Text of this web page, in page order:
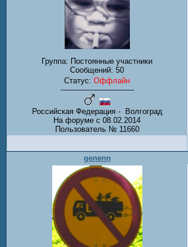
Группа: Постоянные участники
Сообщений: 50
Статус: Оффлайн
-------------------------------
Российская Федерация - Волгоград
На форуме с 08.02.2014
Пользователь № 11660
genenn